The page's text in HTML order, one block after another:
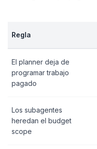
Regla
El planner deja de
programar trabajo
pagado
Los subagentes
heredan el budget
scope